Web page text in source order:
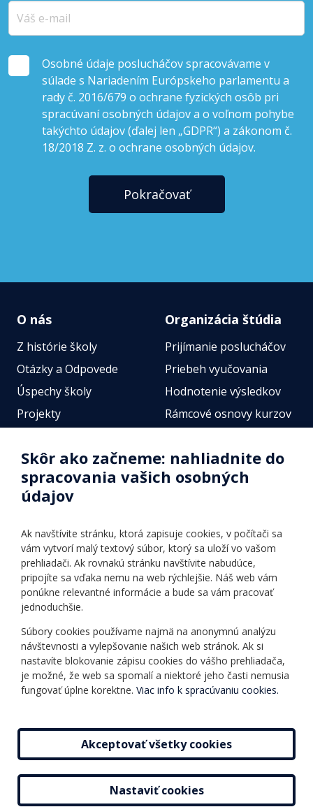
Osobné údaje poslucháčov spracovávame v
súlade s Nariadením Európskeho parlamentu a
rady č. 2016/679 o ochrane fyzických osôb pri
spracúvaní osobných údajov a o voľnom pohybe
takýchto údajov (ďalej len „GDPR“) a zákonom č.
18/2018 Z. z. o ochrane osobných údajov.
Pokračovať
O nás
Z histórie školy
Otázky a Odpovede
Úspechy školy
Projekty
Fotogalérie
Identifikačné údaje školy
Úradné hodiny
Vnútorný poriadok
Organizácia štúdia
Prijímanie poslucháčov
Priebeh vyučovania
Hodnotenie výsledkov
Rámcové osnovy kurzov
Online testy
Ponuka jazykov
Informácie o kurzoch
Online testy
Ako si vybrať a kúpiť
kurz
Príspevky
Rozvrh hodín
Ochrana osobných
údajov
Všeobecné obchodné
podmienky
Skôr ako začneme: nahliadnite do
spracovania vašich osobných
údajov
Ak navštívite stránku, ktorá zapisuje cookies, v počítači sa
vám vytvorí malý textový súbor, ktorý sa uloží vo vašom
prehliadači. Ak rovnakú stránku navštívite nabudúce,
pripojíte sa vďaka nemu na web rýchlejšie. Náš web vám
ponúkne relevantné informácie a bude sa vám pracovať
jednoduchšie.
Súbory cookies používame najmä na anonymnú analýzu
návštevnosti a vylepšovanie našich web stránok. Ak si
nastavíte blokovanie zápisu cookies do vášho prehliadača,
je možné, že web sa spomalí a niektoré jeho časti nemusia
fungovať úplne korektne. Viac info k spracúvaniu cookies.
Akceptovať všetky cookies
Nastaviť cookies